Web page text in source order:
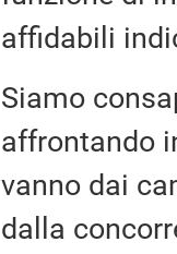
affidabili
Siamo
affrontando
vanno dai
dalla